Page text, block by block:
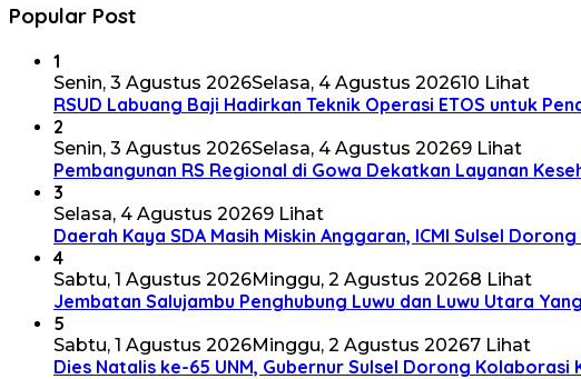
Popular Post
1
Senin, 3 Agustus 2026Selasa, 4 Agustus 202610 Lihat
RSUD Labuang Baji Hadirkan Teknik Operasi ETOS untuk
2
Senin, 3 Agustus 2026Selasa, 4 Agustus 20269 Lihat
Pembangunan RS Regional di Gowa Dekatkan Layanan
3
Selasa, 4 Agustus 20269 Lihat
Daerah Kaya SDA Masih Miskin Anggaran, ICMI Sulsel
4
Sabtu, 1 Agustus 2026Minggu, 2 Agustus 20268 Lihat
Jembatan Salujambu Penghubung Luwu dan Luwu Utara
5
Sabtu, 1 Agustus 2026Minggu, 2 Agustus 20267 Lihat
Dies Natalis ke-65 UNM, Gubernur Sulsel Dorong Kolaborasi